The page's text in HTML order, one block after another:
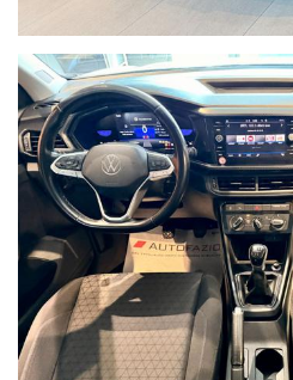
REVISIONE DEL VEICOLO
RICARICA ARIA CONDIZIONATA
LAVAGGIO E SANIFICAZIONE
POSSIBILITA' DI FINANZIAMENTO
ANTICIPO E SENZA BUSTA PAGA
E per chi ci viene a trovare da
da aeroporto o stazione.
Scopri le nostre offerte sul nostro
Seguici su